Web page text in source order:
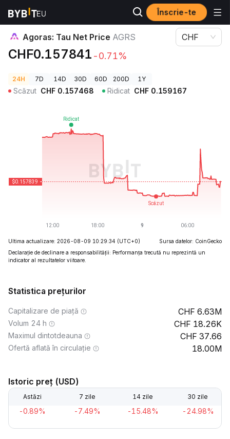
Înscrie-te
Prețuri Crypto Agoras: Tau Net Price AGRS
Agoras: Tau Net Price AGRS
CHF0.157841 -0.71%
CHF
24H 7D 14D 30D 60D 200D 1Y
Scăzut CHF 0.157468 Ridicat CHF 0.159167
Ultima actualizare: 2026-08-09 10:29:34 (UTC+0)
Sursa datelor: CoinGecko
Declarație de declinare a responsabilității: Performanța trecută nu reprezintă un
indicator al rezultatelor viitoare.
Statistica prețurilor
Capitalizare de piață 6.63M
Volum 24 h 18.26K
Maximul dintotdeauna 37.66
Ofertă aflată în circulație 18.00M
Istoric preț (USD)
Astăzi 7 zile 14 zile 30 zile
-0.89% -7.49% -15.48% -24.98%